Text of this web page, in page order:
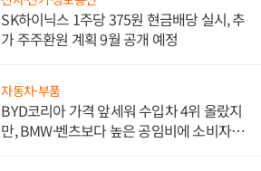
SK하이닉스 1주당 375원 현금배당 실시, 추
가 주주환원 계획 9월 공개 예정
자동차·부품
BYD코리아 가격 앞세워 수입차 4위 올랐지
만, BMW·벤츠보다 높은 공임비에 소비자